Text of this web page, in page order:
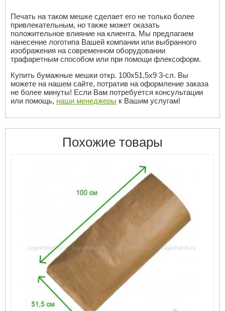
Печать на таком мешке сделает его не только более
привлекательным, но также может оказать
положительное влияние на клиента. Мы предлагаем
нанесение логотипа Вашей компании или выбранного
изображения на современном оборудовании
трафаретным способом или при помощи флексоформ.
Купить бумажные мешки откр. 100х51,5х9 3-сл. Вы
можете на нашем сайте, потратив на оформление заказа
не более минуты! Если Вам потребуется консультации
или помощь, наши менеджеры к Вашим услугам!
Похожие товары